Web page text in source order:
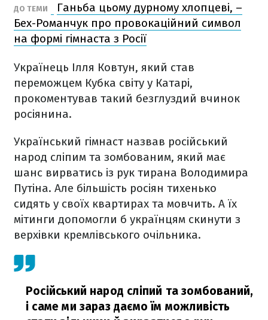
ДО ТЕМИ
Ганьба цьому дурному хлопцеві, –
Бех-Романчук про провокаційний символ
на формі гімнаста з Росії
Українець Ілля Ковтун, який став
переможцем Кубка світу у Катарі,
прокоментував такий безглуздий вчинок
росіянина.
Український гімнаст назвав російський
народ сліпим та зомбованим, який має
шанс вирватись із рук тирана Володимира
Путіна. Але більшість росіян тихенько
сидять у своїх квартирах та мовчить. А їх
мітинги допомогли б українцям скинути з
верхівки кремлівського очільника.
Російський народ сліпий та зомбований,
і саме ми зараз даємо їм можливість